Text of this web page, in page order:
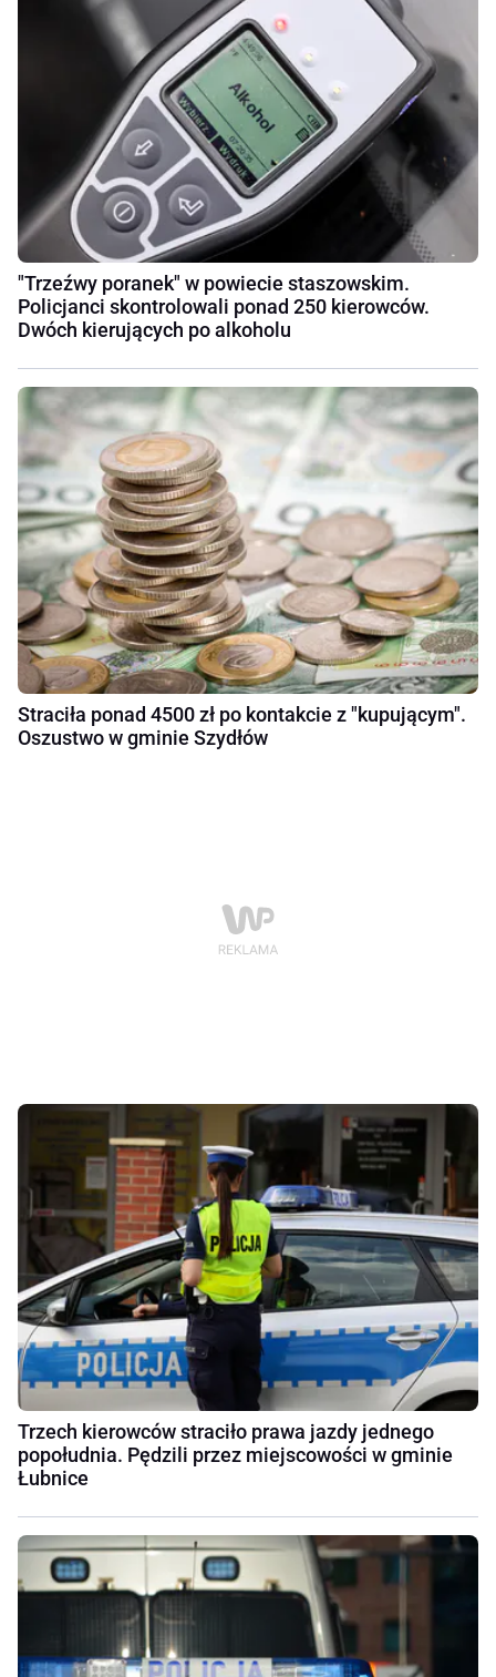
"Trzeźwy poranek" w powiecie staszowskim.
Policjanci skontrolowali ponad 250 kierowców.
Dwóch kierujących po alkoholu
Straciła ponad 4500 zł po kontakcie z "kupującym".
Oszustwo w gminie Szydłów
Trzech kierowców straciło prawa jazdy jednego
popołudnia. Pędzili przez miejscowości w gminie
Łubnice